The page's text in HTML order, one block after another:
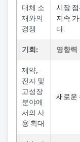
대체 소
재와의
경쟁
시장
지속
다.
기회: 영향력
제약,
전자 및
고성장
분야에
서의 사
용 확대
새로운